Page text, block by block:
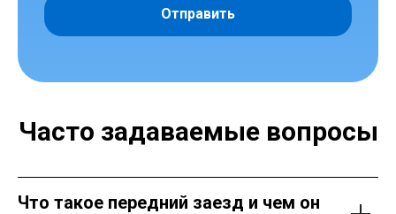
Отправить
Часто задаваемые вопросы
Что такое передний заезд и чем он